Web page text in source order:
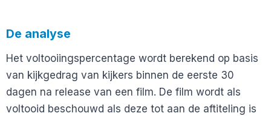
De analyse
Het voltooiingspercentage wordt berekend op basis
van kijkgedrag van kijkers binnen de eerste 30
dagen na release van een film. De film wordt als
voltooid beschouwd als deze tot aan de aftiteling is